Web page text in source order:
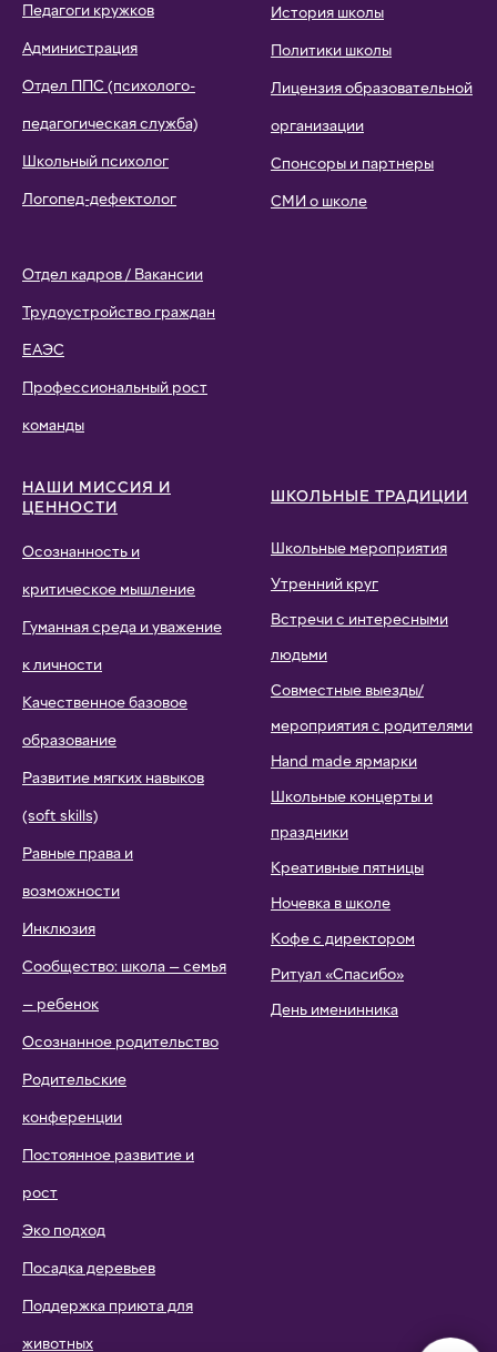
Педагоги кружков
Администрация
Отдел ППС (психолого-
педагогическая служба)
Школьный психолог
Логопед-дефектолог
Отдел кадров / Вакансии
Трудоустройство граждан
ЕАЭС
Профессиональный рост
команды
История школы
Политики школы
Лицензия образовательной
организации
Спонсоры и партнеры
СМИ о школе
НАШИ МИССИЯ И
ЦЕННОСТИ
Осознанность и
критическое мышление
Гуманная среда и уважение
к личности
Качественное базовое
образование
Развитие мягких навыков
(soft skills)
Равные права и
возможности
Инклюзия
Сообщество: школа — семья
— ребенок
Осознанное родительство
Родительские
конференции
Постоянное развитие и
рост
Эко подход
Посадка деревьев
Поддержка приюта для
животных
ШКОЛЬНЫЕ ТРАДИЦИИ
Школьные мероприятия
Утренний круг
Встречи с интересными
людьми
Совместные выезды/
мероприятия с родителями
Hand made ярмарки
Школьные концерты и
праздники
Креативные пятницы
Ночевка в школе
Кофе с директором
Ритуал «Спасибо»
День именинника